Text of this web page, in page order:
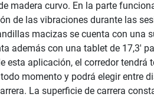
madera curvo. En la parte
de las vibraciones durante las
macizas se cuenta con una
además con una tablet de 17,3'
esta aplicación, el corredor tendrá
momento y podrá elegir entre
La superficie de carrera